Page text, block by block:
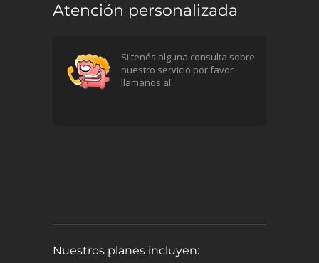
Atención personalizada
Si tenés alguna consulta sobre
nuestro servicio por favor
llamanos al:
Nuestros planes incluyen: